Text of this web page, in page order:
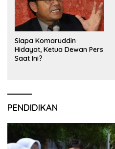
Siapa Komaruddin
Hidayat, Ketua Dewan Pers
Saat Ini?
PENDIDIKAN